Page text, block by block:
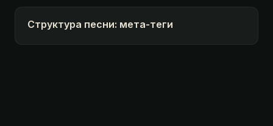
Структура песни: мета-теги